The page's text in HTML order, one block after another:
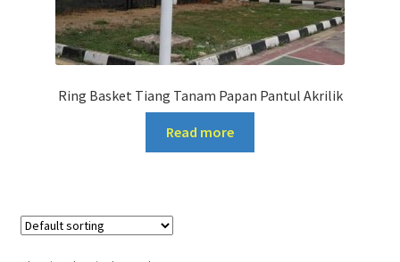
Ring Basket Tiang Tanam Papan Pantul Akrilik
Read more